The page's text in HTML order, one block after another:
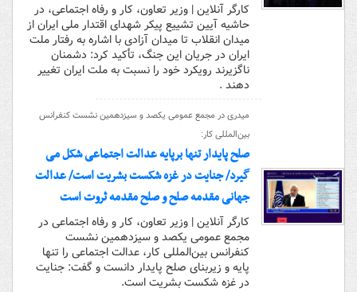
کارگر آنلاین | وزیر تعاون، کار و رفاه اجتماعی، در
حاشیه آیین تشییع پیکر شهدای اقتدار ملی ایران از
میدان انقلاب تا میدان آزادی با اشاره به رفتار ملت
ایران در جریان این جنگ، تأکید کرد: دشمنان
ناگزیرند رویکرد خود را نسبت به ملت ایران تغییر
دهند .
​میدری در مجمع عمومی یکصد و سیزدهمین نشست کنفرانس
بین‌المللی کار:
صلح پایدار تنها برپایه عدالت اجتماعی شکل می
گیرد/ جنایت در غزه شکست بشریت است/ عدالت
جهانی مقدمه صلح و صلح مقدمه ثروت است
کارگر آنلاین | وزیر تعاون، کار و رفاه اجتماعی در
مجمع عمومی یکصد و سیزدهمین نشست
کنفرانس بین‌المللی کار، عدالت اجتماعی را تنها
پایه و زیربنای صلح پایدار دانست و گفت: جنایت
در غزه شکست بشریت است.